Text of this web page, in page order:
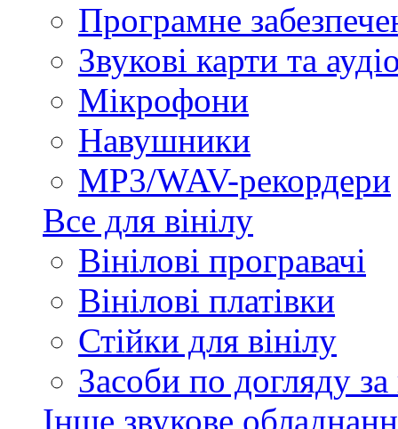
Програмне
Звукові карти та
Мікрофони
Навушники
MP3/WAV-рекордери
Все для вінілу
Вінілові програвачі
Вінілові платівки
Стійки для вінілу
Засоби по догляду за
Інше звукове